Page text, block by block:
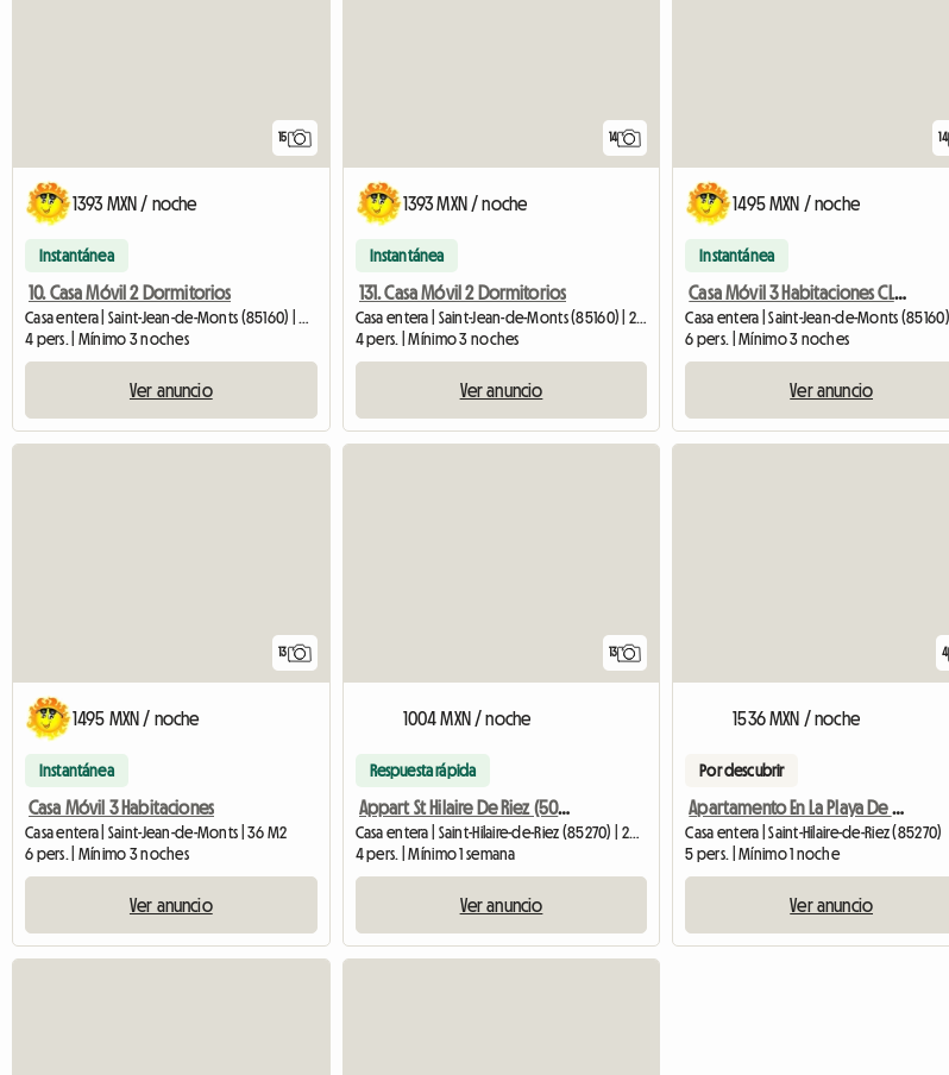
15
1393 MXN / noche
Instantánea
10. Casa Móvil 2 Dormitorios
Casa entera | Saint-Jean-de-Monts (85160) | 32 M2
4 pers. | Mínimo 3 noches
Ver anuncio
14
1393 MXN / noche
Instantánea
131. Casa Móvil 2 Dormitorios
Casa entera | Saint-Jean-de-Monts (85160) | 29 M2
4 pers. | Mínimo 3 noches
Ver anuncio
14
1495 MXN / noche
Instantánea
Casa Móvil 3 Habitaciones CLIM, LL
6 pers. | Mínimo 3 noches
Ver anuncio
13
1495 MXN / noche
Instantánea
Casa Móvil 3 Habitaciones
Casa entera | Saint-Jean-de-Monts | 36 M2
6 pers. | Mínimo 3 noches
Ver anuncio
13
1004 MXN / noche
Respuesta rápida
Appart St Hilaire De Riez (50m Mar) Les Demoiselles
Casa entera | Saint-Hilaire-de-Riez (85270) | 29 M2
4 pers. | Mínimo 1 semana
Ver anuncio
4
1536 MXN / noche
Por descubrir
Apartamento En La Playa De Las Señoritas
Casa entera | Saint-Hilaire-de-Riez (85270)
5 pers. | Mínimo 1 noche
Ver anuncio